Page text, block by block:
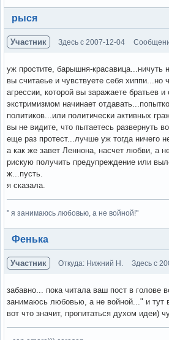
Вне форума
рыся
Участник Здесь с 2007-12-04
уж простите, барышня-красавица...ничуть
вы считаеье и чувствуете себя хиппи...но
агрессии, которой вы заражаете братьев
экстримизмом начинает
политиков...или политически активных
вы не видите, что пытаетесь развернуть
еще раз протест...лучше уж тогда ничего
а как же завет Леннона, насчет любви, а
рискую получить предупреждение или
ж...пусть.
я сказала.
" я занимаюсь любовью, а не войной!"
Вне форума
Фенька
Участник Откуда: Нижний Н. Здесь с
забавно... пока читала ваш пост в голове
занимаюсь любовью, а не войной..." и тут
вот что значит, пропитаться духом идеи)